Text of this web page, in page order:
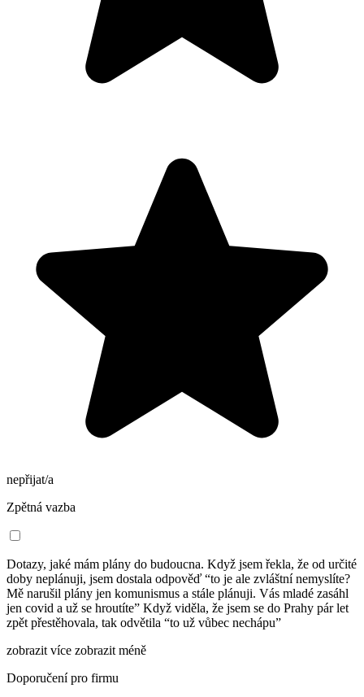
nepřijat/a
Zpětná vazba
Dotazy, jaké mám plány do budoucna. Když jsem řekla, že od určité
doby neplánuji, jsem dostala odpověď “to je ale zvláštní nemyslíte?
Mě narušil plány jen komunismus a stále plánuji. Vás mladé zasáhl
jen covid a už se hroutíte” Když viděla, že jsem se do Prahy pár let
zpět přestěhovala, tak odvětila “to už vůbec nechápu”
zobrazit více zobrazit méně
Doporučení pro firmu